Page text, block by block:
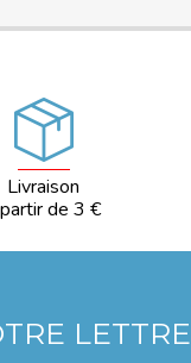
Livraison
de 3 €
LETTRE